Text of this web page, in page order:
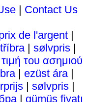
| Contact Us
de l'argent |
| sølvpris|
τιμή του ασημιού
| ezüst ára|
| sølvpris|
| gümüş fiyatı